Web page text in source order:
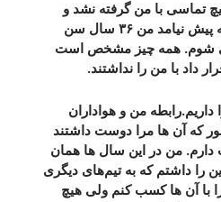
تماسی با من گرفته نشد و
صحبتی از تمدید قرارداد به پیش نیامد من ۳۶ سال سن
شوم. همه چیز مشخص است
داد با من را نداشتند.
داریم.رابطه من و هواداران
که آن ها مرا دوست داشتند
دارم. من در این سال ها همان
را داشتم که به تیم‌های دیگری
با آن ها کسب کنم ولی هیچ